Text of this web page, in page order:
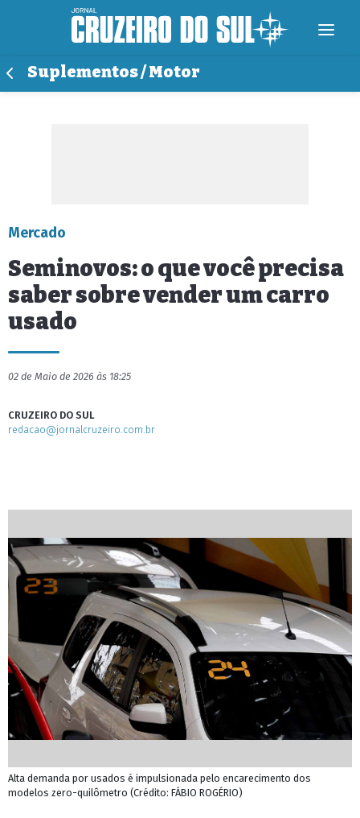
Suplementos / Motor
Mercado
Seminovos: o que você precisa
saber sobre vender um carro
usado
02 de Maio de 2026 às 18:25
CRUZEIRO DO SUL
redacao@jornalcruzeiro.com.br
Alta demanda por usados é impulsionada pelo encarecimento dos
modelos zero-quilômetro (Crédito: FÁBIO ROGÉRIO)